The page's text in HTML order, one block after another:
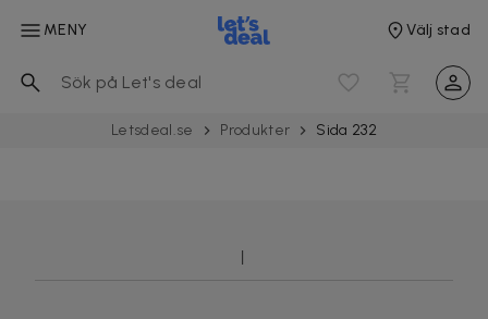
MENY Välj stad
Letsdeal.se Produkter Sida 232